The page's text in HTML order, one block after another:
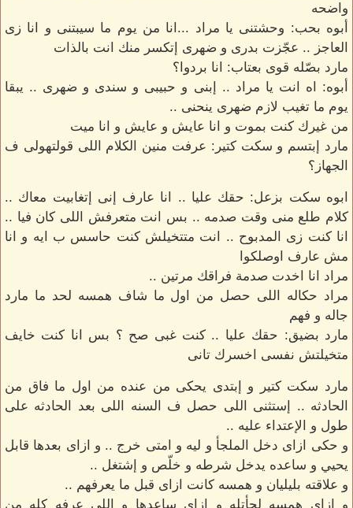
واضحه
أبوه بحب: وحشتنى يا مراد ...انا من يوم ما سيبتنى و انا زى
العاجز .. عجّزت بدرى و ضهرى إتكسر منك انت بالذات
مارد بصّله قوى بعتاب: انا بردوا؟
أبوه: اه انت يا مراد .. إبنى و حبيبى و سندى و ضهرى .. يبقا
يوم ما تغيب لازم ضهرى ينحنى ..
من غيرك كنت بموت و انا عايش و عايش و انا ميت
مارد إبتسم و سكت كتير: عرفت منين الكلام اللى قولتهولى ف
الجهاز؟
ابوه سكت بزعل: حقك عليا .. انا عارف إنى إتغابيت معاك ..
كلام طلع منى وقت صدمه .. بس انت متعرفش اللى كان فيا ..
انا كنت زى المدبوح .. انت متتخيلش كنت حاسس ب ايه و انا
مش عارف اوصلكوا
مراد انا اخدت صدمة فراقك مرتين ..
مراد حكاله اللى حصل من اول ما شاف همسه لحد ما مارد
جاله و فهم
مارد بضيق: حقك عليا .. كنت غبى صح ؟ بس انا كنت خايف
متخيلتش نفسى اخسرك تانى
مارد سكت كتير و إبتدى يحكى من عنده من اول ما فاق من
الحادثه .. إستثنى اللى حصل ف السنه اللى بعد الحادثه على
طول و الإعتداء عليه ..
و حكى ازاى دخل الملجأ و ليه و امتى خرج .. و ازاى بعدها قابل
يحيي و ساعده يدخل شرطه و خلّص و إشتغل ..
و علاقته بليليان و همسه كانت ازاى قبل ما يعرفهم ..
و ازاى همسه لجأتله و ازاى ساعدها و اللى عرفه كله من